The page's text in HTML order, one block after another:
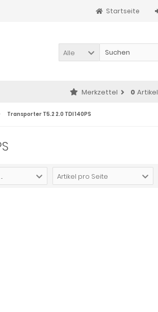
Startseite
Alle
Merkzettel 0 Artikel
Transporter T5.2 2.0 TDI 140PS
Artikel pro Seite